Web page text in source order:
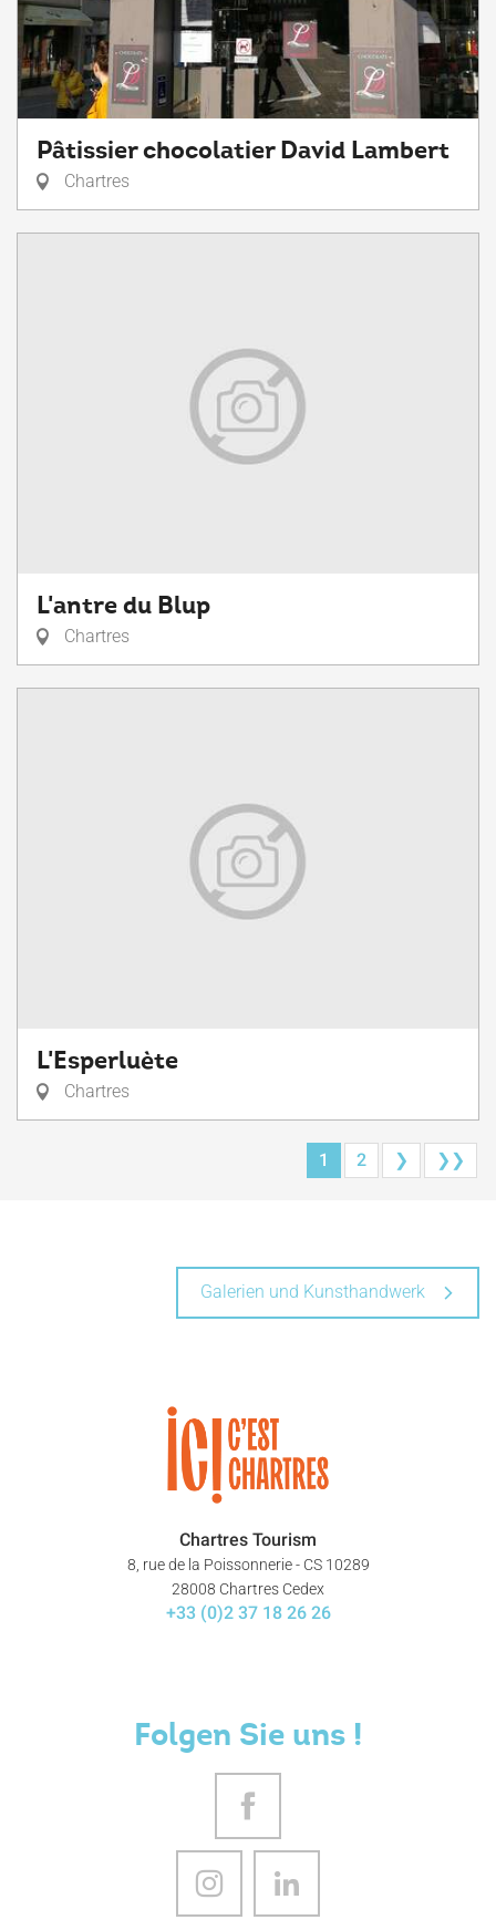
Pâtissier chocolatier David Lambert
Chartres
L'antre du Blup
Chartres
L'Esperluète
Chartres
1 2 ❯ ❯❯
Galerien und Kunsthandwerk
Chartres Tourism
8, rue de la Poissonnerie - CS 10289
28008 Chartres Cedex
+33 (0)2 37 18 26 26
Folgen Sie uns !